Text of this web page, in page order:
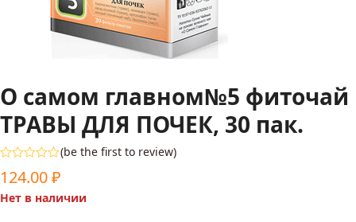
О самом главном№5 фиточай
ТРАВЫ ДЛЯ ПОЧЕК, 30 пак.
5
(be the first to review)
124.00₽
Нет в наличии